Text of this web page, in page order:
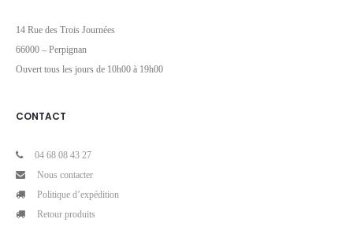
14 Rue des Trois Journées
66000 – Perpignan
Ouvert tous les jours de 10h00 à 19h00
CONTACT
04 68 08 43 27
Nous contacter
Politique d’expédition
Retour produits